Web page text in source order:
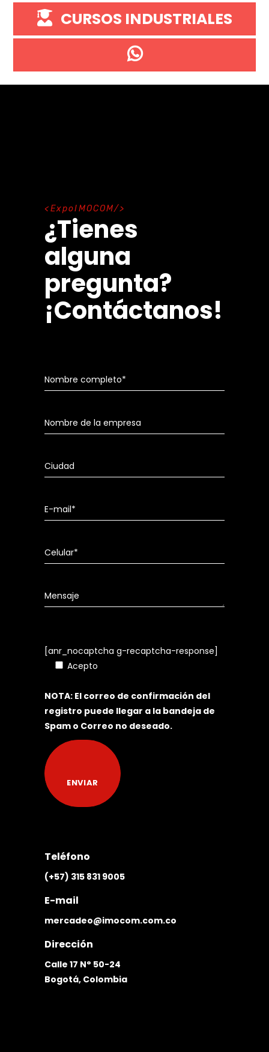
CURSOS INDUSTRIALES
ExpoIMOCOM
¿Tienes
alguna
pregunta?
¡Contáctanos!
[anr_nocaptcha g-recaptcha-response]
Acepto
NOTA: El correo de confirmación del
registro puede llegar a la bandeja de
Spam o Correo no deseado.
Teléfono
(+57) 315 831 9005
E-mail
mercadeo@imocom.com.co
Dirección
Calle 17 N° 50-24
Bogotá, Colombia